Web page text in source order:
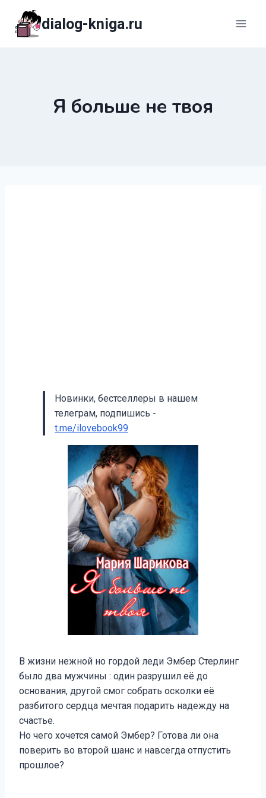
содержимому
dialog-kniga.ru
Я больше не твоя
Новинки, бестселлеры в нашем
телеграм, подпишись -
t.me/ilovebook99
В жизни нежной но гордой леди Эмбер Стерлинг
было два мужчины : один разрушил её до
основания, другой смог собрать осколки её
разбитого сердца мечтая подарить надежду на
счастье.
Но чего хочется самой Эмбер? Готова ли она
поверить во второй шанс и навсегда отпустить
прошлое?